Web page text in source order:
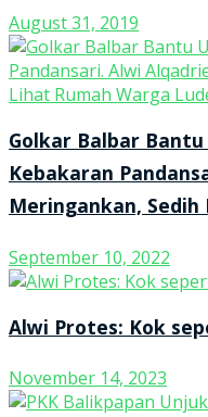
August 31, 2019
Golkar Balbar
Kebakaran
Meringankan,
September 10, 2022
Alwi Protes: Kok
November 14, 2023